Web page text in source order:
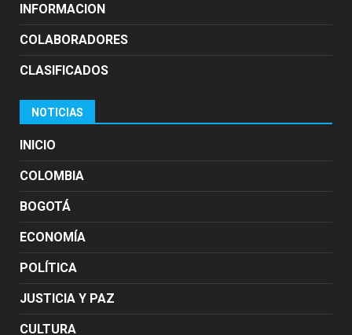
INFORMACION
COLABORADORES
CLASIFICADOS
NOTICIAS
INICIO
COLOMBIA
BOGOTÁ
ECONOMÍA
POLÍTICA
JUSTICIA Y PAZ
CULTURA